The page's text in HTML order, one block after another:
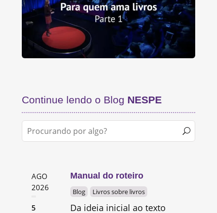
Continue lendo o Blog NESPE
AGO
2026
5
Manual do roteiro
Blog Livros sobre livros
Da ideia inicial ao texto